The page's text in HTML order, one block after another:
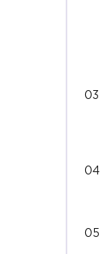
03
04
05